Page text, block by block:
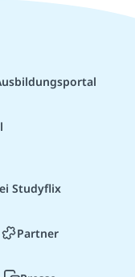
Studyflix
Partner